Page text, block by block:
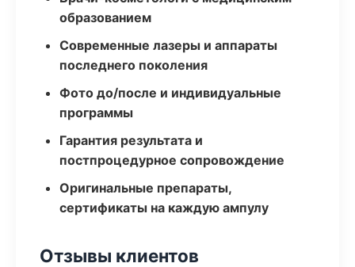
образованием
Современные лазеры и аппараты
последнего поколения
Фото до/после и индивидуальные
программы
Гарантия результата и
постпроцедурное сопровождение
Оригинальные препараты,
сертификаты на каждую ампулу
Отзывы клиентов